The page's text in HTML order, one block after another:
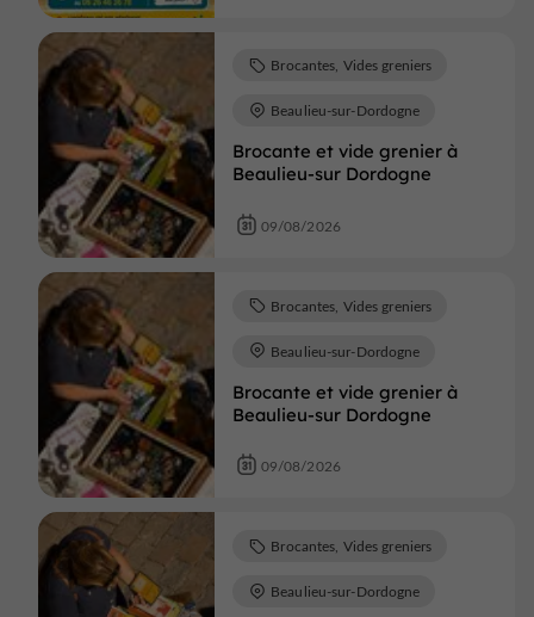
Brocante et vide grenier à
Beaulieu-sur Dordogne
Brocantes, Vides greniers
Beaulieu-sur-Dordogne
09/08/2026
Brocante et vide grenier à
Beaulieu-sur Dordogne
Brocantes, Vides greniers
Beaulieu-sur-Dordogne
09/08/2026
Brocantes, Vides greniers
Beaulieu-sur-Dordogne